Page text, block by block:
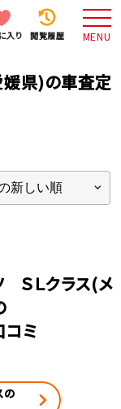
入り 閲覧履歴 MENU
媛県)の車査定
ＳＬクラス(メ
ミ
の